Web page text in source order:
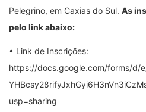
Pelegrino, em Caxias do Sul. As
pelo link abaixo:
• Link de Inscrições:
https://docs.google.com/forms/d/
usp=sharing